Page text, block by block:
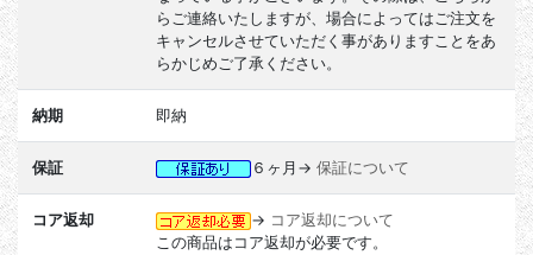
らご連絡いたしますが、場合によってはご注文を
キャンセルさせていただく事がありますことをあ
らかじめご了承ください。
納期 即納
保証 ６ヶ月→ 保証について
コア返却 → コア返却について
この商品はコア返却が必要です。